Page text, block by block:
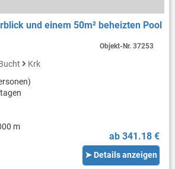
und einem 50m² beheizten Pool
Krk
m
ab 341.18 €
➤ Details anzeigen
Objekt-Nr.37253